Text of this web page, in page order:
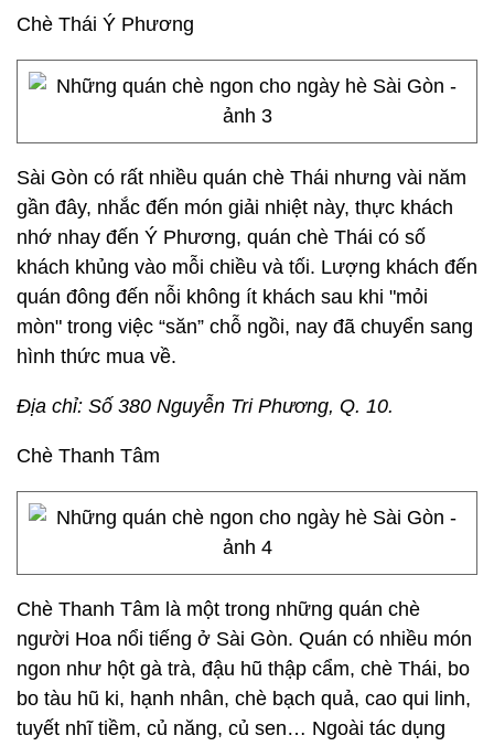
Chè Thái Ý Phương
Sài Gòn có rất nhiều quán chè Thái nhưng vài năm
gần đây, nhắc đến món giải nhiệt này, thực khách
nhớ nhay đến Ý Phương, quán chè Thái có số
khách khủng vào mỗi chiều và tối. Lượng khách đến
quán đông đến nỗi không ít khách sau khi "mỏi
mòn" trong việc “săn” chỗ ngồi, nay đã chuyển sang
hình thức mua về.
Địa chỉ: Số 380 Nguyễn Tri Phương, Q. 10.
Chè Thanh Tâm
Chè Thanh Tâm là một trong những quán chè
người Hoa nổi tiếng ở Sài Gòn. Quán có nhiều món
ngon như hột gà trà, đậu hũ thập cẩm, chè Thái, bo
bo tàu hũ ki, hạnh nhân, chè bạch quả, cao qui linh,
tuyết nhĩ tiềm, củ năng, củ sen… Ngoài tác dụng